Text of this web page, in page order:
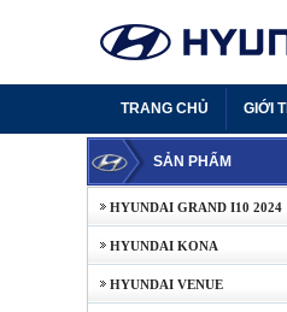
TRANG CHỦ GIỚI
SẢN PHẨM
HYUNDAI GRAND I10 2024
HYUNDAI KONA
HYUNDAI VENUE